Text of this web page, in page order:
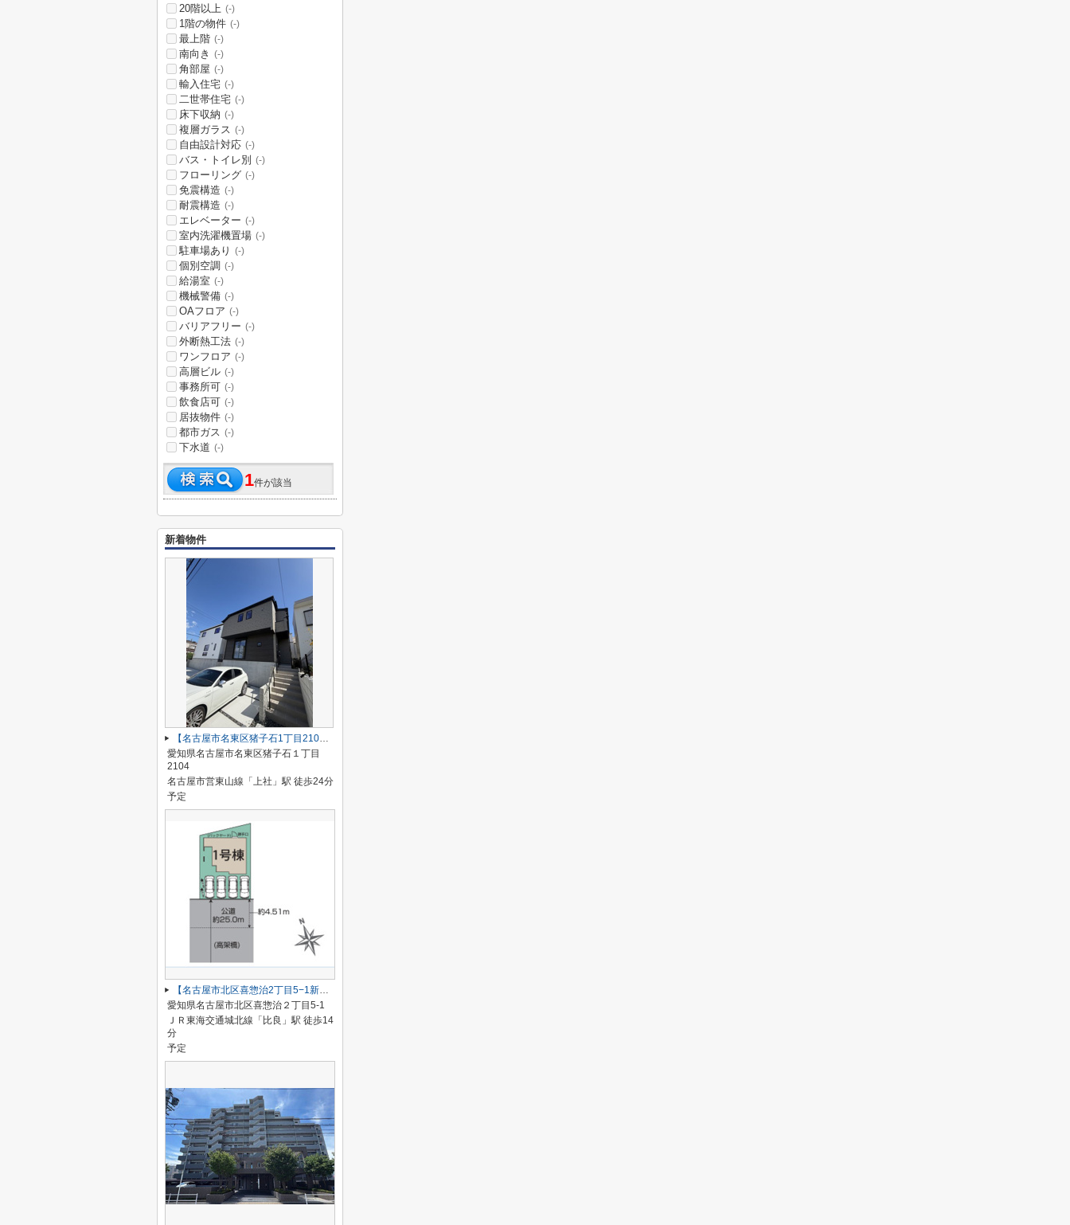
20階以上 (-)
1階の物件 (-)
最上階 (-)
南向き (-)
角部屋 (-)
輸入住宅 (-)
二世帯住宅 (-)
床下収納 (-)
複層ガラス (-)
自由設計対応 (-)
バス・トイレ別 (-)
フローリング (-)
免震構造 (-)
耐震構造 (-)
エレベーター (-)
室内洗濯機置場 (-)
駐車場あり (-)
個別空調 (-)
給湯室 (-)
機械警備 (-)
OAフロア (-)
バリアフリー (-)
外断熱工法 (-)
ワンフロア (-)
高層ビル (-)
事務所可 (-)
飲食店可 (-)
居抜物件 (-)
都市ガス (-)
下水道 (-)
1件が該当
新着物件
【名古屋市名東区猪子石1丁目2104新築戸建2号棟】✨️仲介手数料無料✨️猪子石小学校・猪高中学校
愛知県名古屋市名東区猪子石１丁目
2104
名古屋市営東山線「上社」駅 徒歩24分
予定
【名古屋市北区喜惣治2丁目5−1新築戸建】仲介手数料無料！楠西小学校・楠中学校
愛知県名古屋市北区喜惣治２丁目5-1
ＪＲ東海交通城北線「比良」駅 徒歩14
分
予定